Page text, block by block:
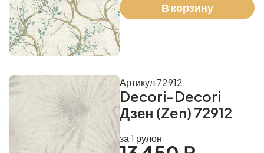
В корзину
Decori-Decori
Дзен (Zen) 72912
Артикул 72912
за 1 рулон